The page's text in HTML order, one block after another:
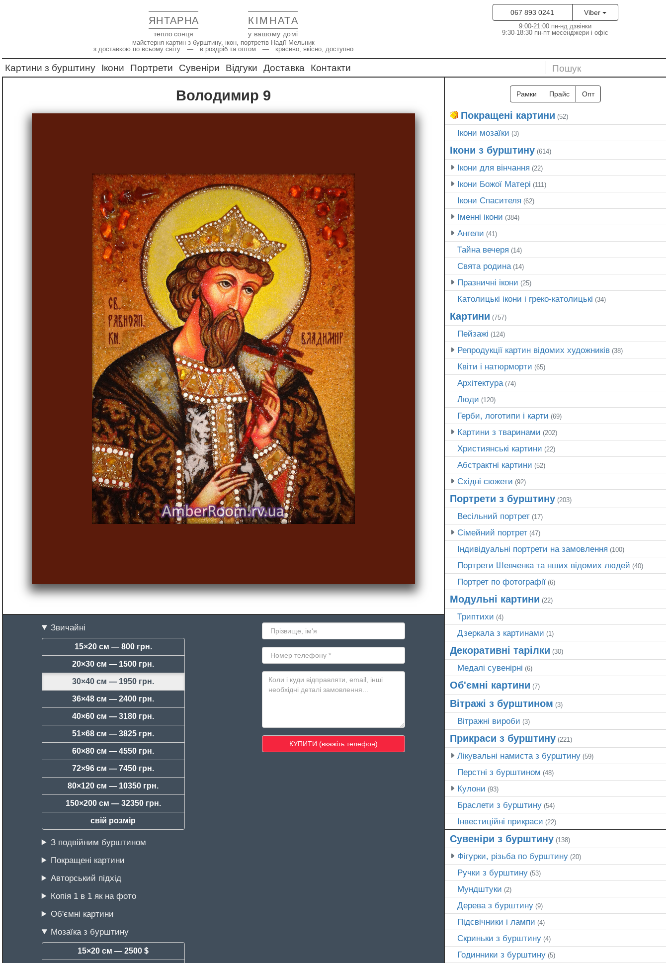
ЯНТАРНА КІМНАТА
тепло сонця у вашому домі
майстерня картин з бурштину, ікон, портретів Надії Мельник
з доставкою по всьому світу — в роздріб та оптом — красиво, якісно, доступно
067 893 0241 Viber
9:00-21:00 пн-нд дзвінки
9:30-18:30 пн-пт месенджери і офіс
Картини з бурштину Ікони Портрети Сувеніри Відгуки Доставка Контакти
Володимир 9
Звичайні
15×20 см — 800 грн.
20×30 см — 1500 грн.
30×40 см — 1950 грн.
36×48 см —2400 грн.
40×60 см —3180 грн.
51×68 см —3825 грн.
60×80 см —4550 грн.
72×96 см —7450 грн.
80×120 см — 10350 грн.
150×200 см — 32350 грн.
свій розмір
З подвійним бурштином
Покращені картини
Авторський підхід
Копія 1 в 1 як на фото
Об'ємні картини
Мозаїка з бурштину
15×20 см —2500 $
Рамки Прайс Опт
Покращені картини (52)
Ікони мозаїки (3)
Ікони з бурштину(614)
Ікони для вінчання (22)
Ікони Божої Матері (111)
Ікони Спасителя (62)
Іменні ікони (384)
Ангели (41)
Тайна вечеря (14)
Свята родина(14)
Празничні ікони (25)
Католицькі ікони і греко-католицькі (34)
Картини (757)
Пейзажі (124)
Репродукції картин відомих художників(38)
Квіти і натюрморти (65)
Архітектура(74)
Люди (120)
Герби, логотипи і карти (69)
Картини з тваринами (202)
Християнські картини (22)
Абстрактні картини (52)
Східні сюжети (92)
Портрети з бурштину(203)
Весільний портрет(17)
Сімейний портрет(47)
Індивідуальні портрети на замовлення (100)
Портрети Шевченка та нших відомих людей (40)
Портрет по фотографії (6)
Модульні картини (22)
Триптихи (4)
Дзеркала з картинами (1)
Декоративні тарілки (30)
Медалі сувенірні (6)
Об'ємні картини (7)
Вітражі з бурштином (3)
Вітражні вироби (3)
Прикраси з бурштину(221)
Лікувальні намиста з бурштину(59)
Перстні з бурштином (48)
Кулони (93)
Браслети з бурштину(54)
Інвестиційні прикраси (22)
Сувеніри з бурштину(138)
Фігурки, різьба по бурштину(20)
Ручки з бурштину(53)
Мундштуки (2)
Дерева з бурштину(9)
Підсвічники і лампи (4)
Скриньки з бурштину(4)
Годинники з бурштину(5)